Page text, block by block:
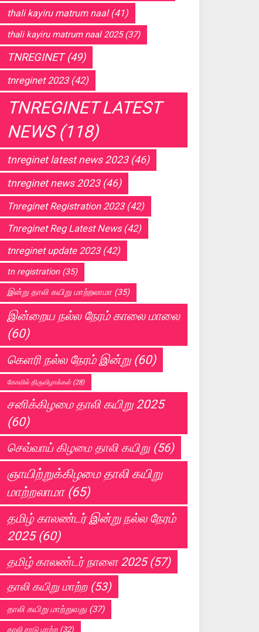
thali kayiru matrum naal(41)
thali kayiru matrum naal 2025(37)
TNREGINET(49)
tnreginet 2023(42)
TNREGINET LATEST
NEWS(118)
tnreginet latest news 2023(46)
tnreginet news 2023(46)
Tnreginet Registration 2023(42)
Tnreginet Reg Latest News(42)
tnreginet update 2023(42)
tn registration(35)
இன்று தாலி கயிறு மாற்றலாமா(35)
இன்றைய நல்ல நேரம் காலை மாலை
(60)
கெளரி நல்ல நேரம் இன்று(60)
கோவில் திருவிழாக்கள்(28)
சனிக்கிழமை தாலி கயிறு 2025
(60)
செவ்வாய் கிழமை தாலி கயிறு(56)
ஞாயிற்றுக்கிழமை தாலி கயிறு
மாற்றலாமா(65)
தமிழ் காலண்டர் இன்று நல்ல நேரம்
2025(60)
தமிழ் காலண்டர் நாளை 2025(57)
தாலி கயிறு மாற்ற(53)
தாலி கயிறு மாற்றுவது(37)
தாலி சரடு மாற்ற (32)